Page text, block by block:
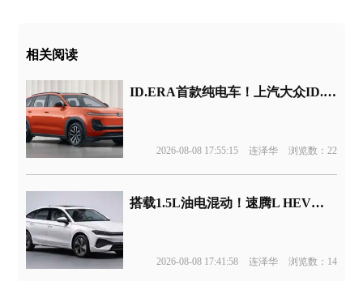
相关阅读
ID.ERA首款纯电车！上汽大众ID.ERA 5X官图发布
2026-08-08 17:55:15 连泽华 浏览数：22
搭载1.5L油电混动！速腾L HEV版申报
2026-08-08 17:41:58 连泽华 浏览数：14